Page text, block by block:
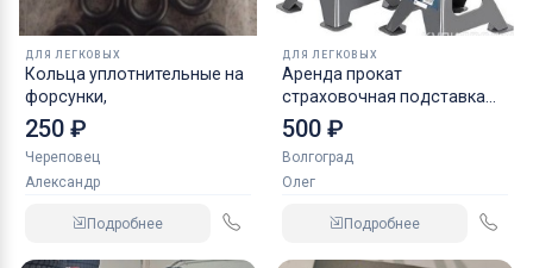
ДЛЯ ЛЕГКОВЫХ
Кольца уплотнительные на
форсунки,
250 ₽
Череповец
Александр
Подробнее
ДЛЯ ЛЕГКОВЫХ
Аренда прокат
страховочная подставка
NORDBERG 2 т
500 ₽
Волгоград
Олег
Подробнее